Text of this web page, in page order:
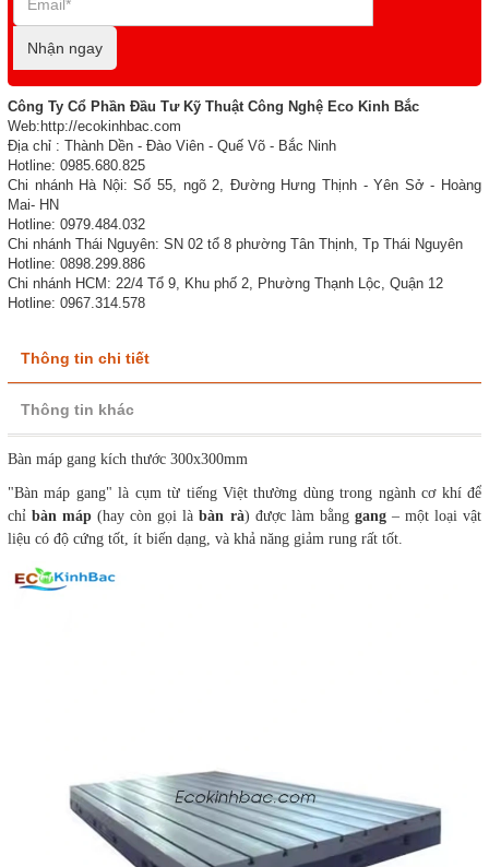
Nhận ngay
Công Ty Cổ Phần Đầu Tư Kỹ Thuật Công Nghệ Eco Kinh Bắc
Web:http://ecokinhbac.com
Địa chỉ : Thành Dền - Đào Viên - Quế Võ - Bắc Ninh
Hotline: 0985.680.825
Chi nhánh Hà Nội: Số 55, ngõ 2, Đường Hưng Thịnh - Yên Sở - Hoàng
Mai- HN
Hotline: 0979.484.032
Chi nhánh Thái Nguyên: SN 02 tổ 8 phường Tân Thịnh, Tp Thái Nguyên
Hotline: 0898.299.886
Chi nhánh HCM: 22/4 Tổ 9, Khu phố 2, Phường Thạnh Lộc, Quận 12
Hotline: 0967.314.578
Thông tin chi tiết
Thông tin khác
Bàn máp gang kích thước 300x300mm
"Bàn máp gang" là cụm từ tiếng Việt thường dùng trong ngành cơ khí để
chỉbàn máp (hay còn gọi làbàn rà) được làm bằng gang– một loại vật
liệu có độ cứng tốt, ít biến dạng, và khả năng giảm rung rất tốt.